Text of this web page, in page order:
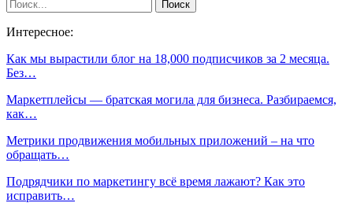
Интересное:
Как мы вырастили блог на 18,000 подписчиков за 2 месяца.
Без…
Маркетплейсы — братская могила для бизнеса. Разбираемся,
как…
Метрики продвижения мобильных приложений – на что
обращать…
Подрядчики по маркетингу всё время лажают? Как это
исправить…